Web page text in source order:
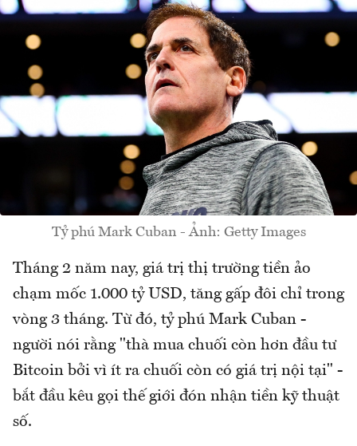
Tỷ phú Mark Cuban - Ảnh: Getty Images
Tháng 2 năm nay, giá trị thị trường tiền ảo
chạm mốc 1.000 tỷ USD, tăng gấp đôi chỉ trong
vòng 3 tháng. Từ đó, tỷ phú Mark Cuban -
người nói rằng "thà mua chuối còn hơn đầu tư
Bitcoin bởi vì ít ra chuối còn có giá trị nội tại" -
bắt đầu kêu gọi thế giới đón nhận tiền kỹ thuật
số.